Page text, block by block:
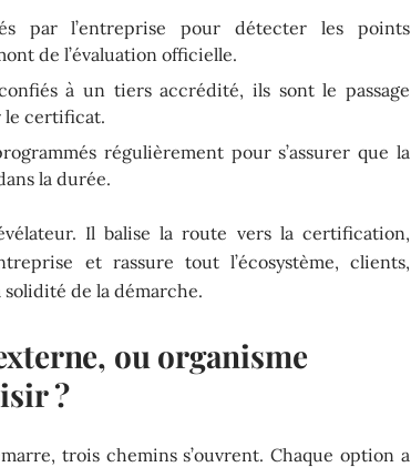
par l’entreprise pour détecter les points
de l’évaluation officielle.
à un tiers accrédité, ils sont le passage
le certificat.
régulièrement pour s’assurer que la
la durée.
Il balise la route vers la certification,
et rassure tout l’écosystème, clients,
de la démarche.
ou organisme
?
trois chemins s’ouvrent. Chaque option a